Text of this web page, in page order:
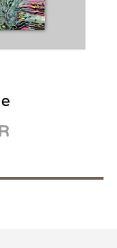
Man 9